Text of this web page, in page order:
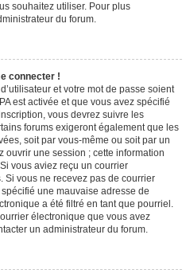
souhaitez utiliser. Pour plus
du forum.
connecter !
et votre mot de passe soient
est activée et que vous avez spécifié
vous devrez suivre les
forums exigeront également que les
soit par vous-même ou soit par un
ouvrir une session ; cette information
vous aviez reçu un courrier
Si vous ne recevez pas de courrier
une mauvaise adresse de
a été filtré en tant que pourriel.
électronique que vous avez
un administrateur du forum.